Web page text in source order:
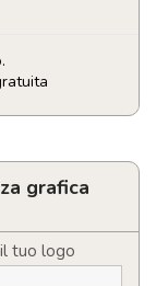
grafica
tuo logo